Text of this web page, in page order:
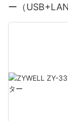
ー（
応）ブラック